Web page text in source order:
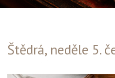
Štědrá, neděle 5.